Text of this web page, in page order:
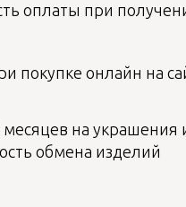
месяцев на украшения
обмена изделий
оплаты при
покупке онлайн на